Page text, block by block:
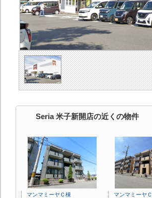
Seria 米子新開店の近くの物件
マンマミーヤＣ棟
マンマミーヤ